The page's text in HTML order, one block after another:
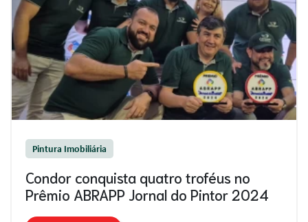
Pintura Imobiliária
Condor conquista quatro troféus no
Prêmio ABRAPP Jornal do Pintor 2024